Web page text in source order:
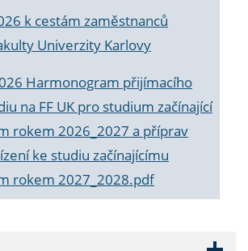
k cestám zaměstnanců
Univerzity Karlovy
Harmonogram přijímacího
na FF UK pro studium začínající
rokem 2026_2027 a příprav
ke studiu začínajícímu
rokem 2027_2028.pdf